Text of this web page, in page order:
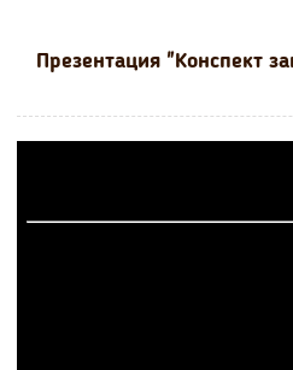
Презентация "Конспект